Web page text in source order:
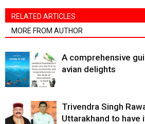
RELATED ARTICLES
MORE FROM AUTHOR
A comprehensive
avian delights
Trivendra Singh
Uttarakhand to have